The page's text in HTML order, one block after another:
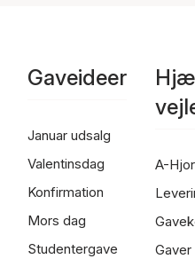
Gaveideer
Januar udsalg
Valentinsdag
Konfirmation
Mors dag
Studentergave
A-